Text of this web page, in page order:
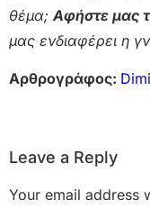
θέμα; Αφήστε μας
μας ενδιαφέρει η
Αρθρογράφος:
Leave a Reply
Your email address